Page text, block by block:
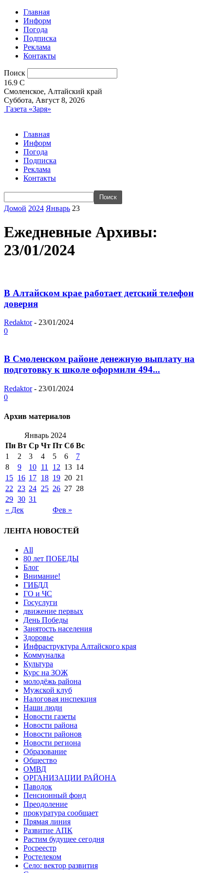
Главная
Информ
Погода
Подписка
Реклама
Контакты
Поиск
16.9 C
Смоленское, Алтайский край
Суббота, Август 8, 2026
Газета «Заря»
Главная
Информ
Погода
Подписка
Реклама
Контакты
Домой 2024 Январь 23
Ежедневные Архивы:
23/01/2024
В Алтайском крае работает детский телефон
доверия
Redaktor - 23/01/2024
0
В Смоленском районе денежную выплату на
подготовку к школе оформили 494...
Redaktor - 23/01/2024
0
Архив материалов
Январь 2024
Пн Вт Ср Чт Пт Сб Вс
« Дек Фев »
1 2 3 4 5 6
7
8
9 10 11 12 13 14
15 16 17 18 19 20 21
22
23 24 25 26 27 28
29 30 31
ЛЕНТА НОВОСТЕЙ
All
80 лет ПОБЕДЫ
Блог
Внимание!
ГИБДД
ГО и ЧС
Госуслуги
движение первых
День Победы
Занятость населения
Здоровье
Инфраструктура Алтайского края
Коммуналка
Культура
Курс на ЗОЖ
молодёжь района
Мужской клуб
Налоговая инспекция
Наши люди
Новости газеты
Новости района
Новости районов
Новости региона
Образование
Общество
ОМВД
ОРГАНИЗАЦИИ РАЙОНА
Паводок
Пенсионный фонд
Преодоление
прокуратура сообщает
Прямая линия
Развитие АПК
Растим будущее сегодня
Росреестр
Ростелеком
Село: вектор развития